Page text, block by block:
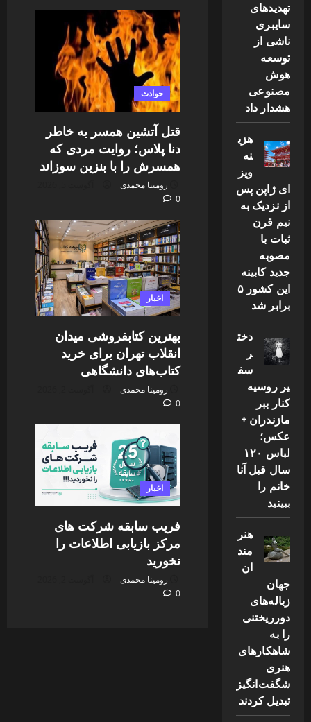
حوادث
قتل آتشین همسر به خاطر
دنا پلاس؛ روایت مردی که
همسرش را با بنزین سوزاند
رومینا محمدی
0
اخبار
بهترین کتابفروشی میدان
انقلاب تهران برای خرید
کتاب‌های دانشگاهی
رومینا محمدی
0
اخبار
فریب سابقه شرکت های
مرکز بازیابی اطلاعات را
نخورید
رومینا محمدی
0
تهدیدهای
سایبری
ناشی از
توسعه
هوش
مصنوعی
هشدار داد
هزی
نه
ویز
ای ژاپن پس
از نزدیک به
نیم قرن
ثبات با
مصوبه
جدید کابینه
این کشور ۵
برابر شد
دخت
ر
سف
یر روسیه
کنار ببر
مازندران +
عکس؛
لباس ۱۲۰
سال قبل آنا
خانم را
ببینید
هنر
مند
ان
جهان
زباله‌های
دورریختنی
را به
شاهکارهای
هنری
شگفت‌انگیز
تبدیل کردند